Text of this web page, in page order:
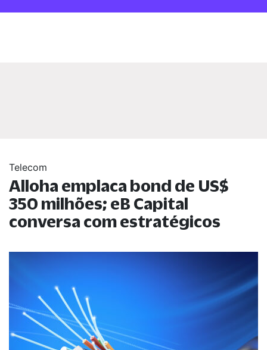
Telecom
Alloha emplaca bond de US$
350 milhões; eB Capital
conversa com estratégicos